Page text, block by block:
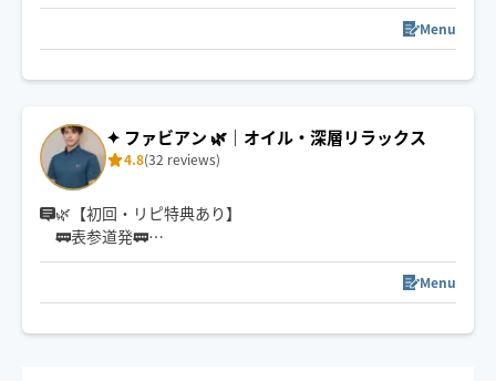
平日7:30〜13:00まで🉐
場所と時間確認後に承認致します。
空き枠外も伺える場合ございます。
早めにつける場合はご連絡いたします。
✨オイルはオーガニックホホバオイル使用🍀
✨もみほぐしも得意です
Menu
✦ ファビアン 🌿｜オイル・深層リラックス
4.8(32 reviews)
🌿【初回・リピ特典あり】
🚃表参道発🚃
『頭が静かになり、深く休めるオイルケア』
強く深層部に届かせることや、呼吸や神経のリズムを大
切にし、心と身体が自然にゆるんでいくケアを心がけて
います。
Menu